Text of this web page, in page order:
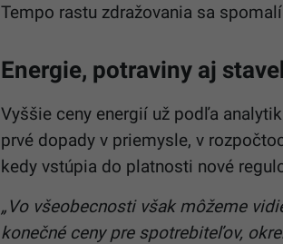
Tempo rastu zdražovania sa
Energie, potraviny aj
Vyššie ceny energií už podľa
prvé dopady v priemysle, v
kedy vstúpia do platnosti nové
„Vo všeobecnosti však môžeme
konečné ceny pre spotrebiteľov,